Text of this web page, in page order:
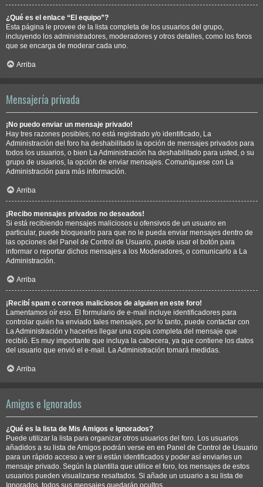
¿Qué es el enlace “El equipo”?
Esta página le provee de la lista completa de los usuarios del grupo,
incluyendo los administradores, moderadores y otros detalles, como los foros
que se encarga de moderar cada uno.
Arriba
Mensajería privada
¡No puedo enviar un mensaje privado!
Hay tres razones posibles; no está registrado y/o identificado, La
Administración del foro ha deshabilitado la opción de mensajes privados para
todos los usuarios, o bien La Administración ha deshabilitado para usted, o su
grupo de usuarios, la opción de enviar mensajes. Comuníquese con La
Administración para más información.
Arriba
¡Recibo mensajes privados no deseados!
Si está recibiendo mensajes maliciosos u ofensivos de un usuario en
particular, puede bloquearlo para que no le pueda enviar mensajes dentro de
las opciones del Panel de Control de Usuario, puede usar el botón para
informar o reportar dichos mensajes a los Moderadores, o comunicarlo a La
Administración.
Arriba
¡Recibí spam o correos maliciosos de alguien en este foro!
Lamentamos oír eso. El formulario de e-mail incluye identificadores para
controlar quién ha enviado tales mensajes, por lo tanto, puede contactar con
La Administración y hacerles llegar una copia completa del mensaje que
recibió. Es muy importante que incluya la cabecera, ya que contiene los datos
del usuario que envió el e-mail. La Administración tomará medidas.
Arriba
Amigos e Ignorados
¿Qué es la lista de Mis Amigos e Ignorados?
Puede utilizar la lista para organizar otros usuarios del foro. Los usuarios
añadidos a su lista de Amigos podrán verse en en Panel de Control de Usuario
para un rápido acceso a ver si están identificados y poder así enviarles un
mensaje privado. Según la plantilla que utilice el foro, los mensajes de estos
usuarios pueden visualizarse resaltados. Si añade un usuario a su lista de
Ignorados, todos sus mensajes quedarán ocultos.